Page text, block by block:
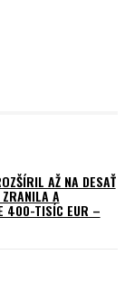
AŽ NA DESAŤ
A
400-TISÍC EUR –